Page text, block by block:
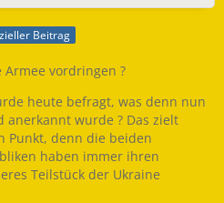
Beitrag
vordringen ?
heute befragt, was denn nun
anerkannt wurde ? Das zielt
Punkt, denn die beiden
haben immer ihren
Teilstück der Ukraine